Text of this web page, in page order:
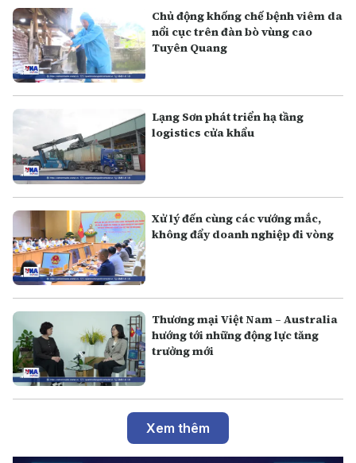
Chủ động khống chế bệnh viêm da
nổi cục trên đàn bò vùng cao
Tuyên Quang
Lạng Sơn phát triển hạ tầng
logistics cửa khẩu
Xử lý đến cùng các vướng mắc,
không đẩy doanh nghiệp đi vòng
Thương mại Việt Nam – Australia
hướng tới những động lực tăng
trưởng mới
Xem thêm